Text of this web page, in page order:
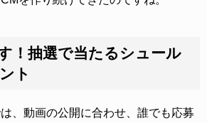
！抽選で当たるシュール
ト
、動画の公開に合わせ、誰でも応募